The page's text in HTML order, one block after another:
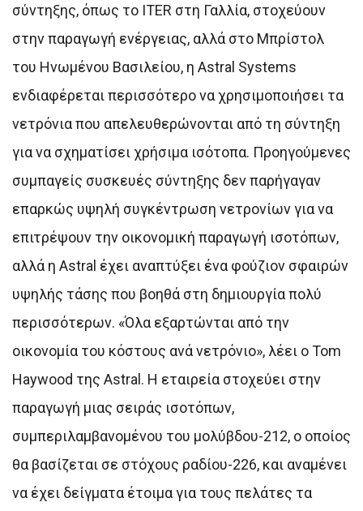
σύντηξης, όπως το ITER στη Γαλλία, στοχεύουν
στην παραγωγή ενέργειας, αλλά στο Μπρίστολ
του Ηνωμένου Βασιλείου, η Astral Systems
ενδιαφέρεται περισσότερο να χρησιμοποιήσει τα
νετρόνια που απελευθερώνονται από τη σύντηξη
για να σχηματίσει χρήσιμα ισότοπα. Προηγούμενες
συμπαγείς συσκευές σύντηξης δεν παρήγαγαν
επαρκώς υψηλή συγκέντρωση νετρονίων για να
επιτρέψουν την οικονομική παραγωγή ισοτόπων,
αλλά η Astral έχει αναπτύξει ένα φούζιον σφαιρών
υψηλής τάσης που βοηθά στη δημιουργία πολύ
περισσότερων. «Όλα εξαρτώνται από την
οικονομία του κόστους ανά νετρόνιο», λέει ο Tom
Haywood της Astral. Η εταιρεία στοχεύει στην
παραγωγή μιας σειράς ισοτόπων,
συμπεριλαμβανομένου του μολύβδου-212, ο οποίος
θα βασίζεται σε στόχους ραδίου-226, και αναμένει
να έχει δείγματα έτοιμα για τους πελάτες τα